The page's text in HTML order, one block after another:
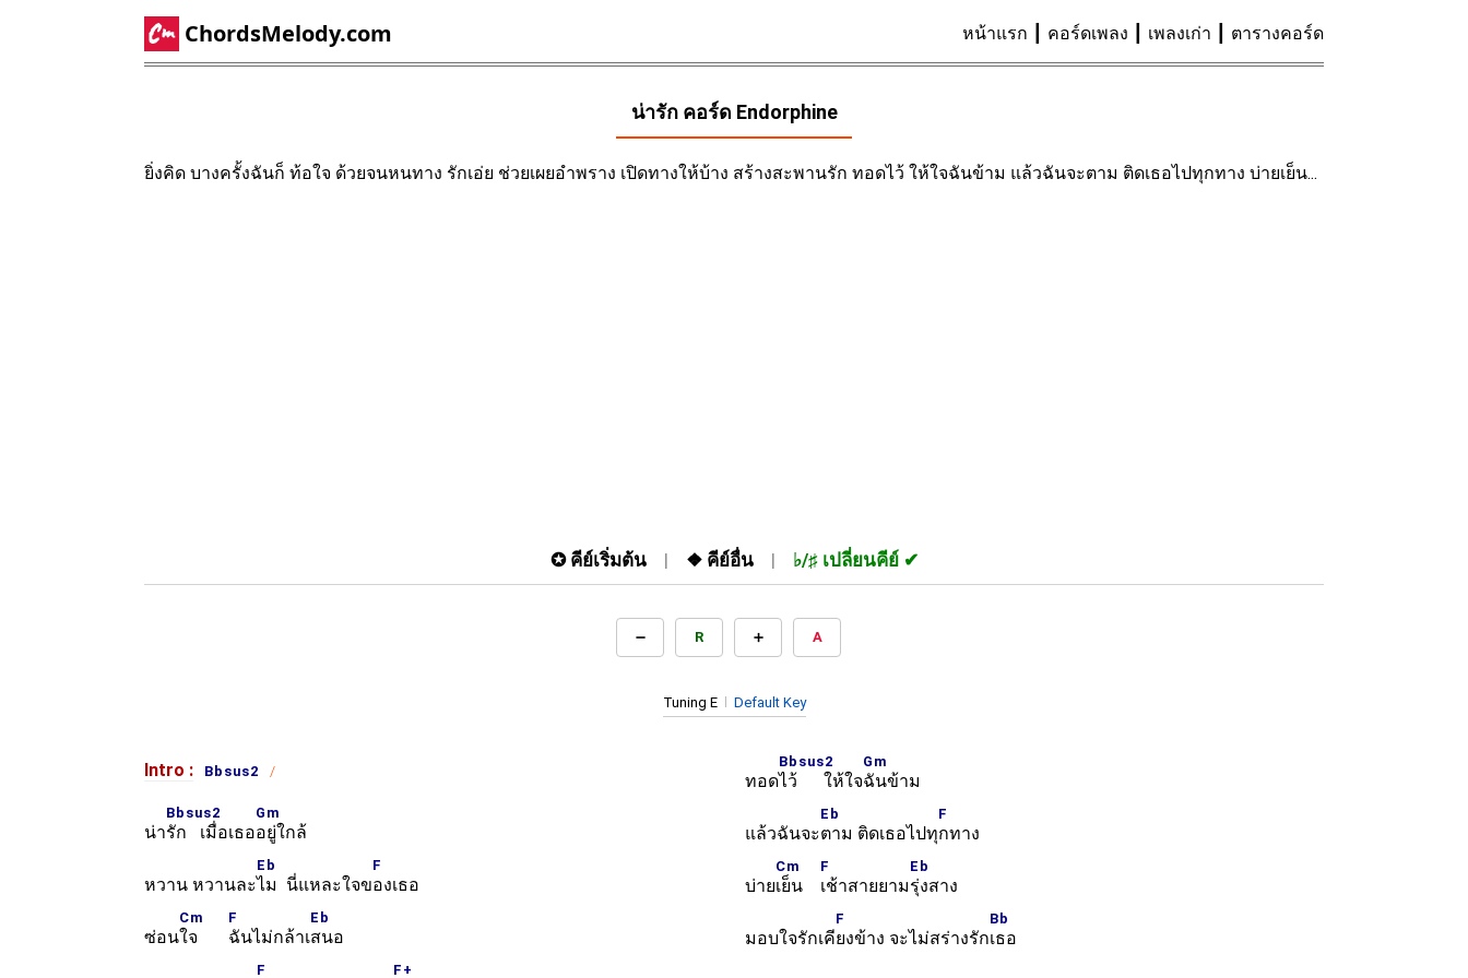
ChordsMelody.com หน้าแรก คอร์ดเพลง เพลงเก่า ตารางคอร์ด
น่ารัก คอร์ด Endorphine
ยิ่งคิด บางครั้งฉันก็ ท้อใจ ด้วยจนหนทาง รักเอ่ย ช่วยเผยอำพราง เปิดทางให้บ้าง สร้างสะพานรัก ทอดไว้ ให้ใจฉันข้าม แล้วฉันจะตาม ติดเธอไปทุกทาง บ่ายเย็น...
✪ คีย์เริ่มต้น ❖ คีย์อื่น ♭/♯ เปลี่ยนคีย์
R A
Tuning E Default Key
Intro : Bbsus2
น่า
Bbsus2
รัก เมื่อเธอ
Gm
อยู่ใกล้
หวาน หวานละ
Eb
ไม นี่แหละใจข
F
องเธอ
ซ่อน
Cm
ใจ
F
ฉันไม่กล้าเ
Eb
สนอ
F F+
ทอด
Bbsus2
ไว้ ให้ใจ
Gm
ฉันข้าม
แล้วฉันจะ
Eb
ตาม ติดเธอไปทุ
F
กทาง
บ่าย
Cm
เย็น
F
เช้าสายยาม
Eb
รุ่งสาง
มอบใจรักเคี
F
ยงข้าง จะไม่สร่างรัก
Bb
เธอ